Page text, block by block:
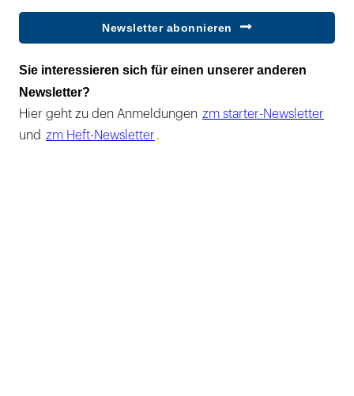
Newsletter abonnieren
Sie interessieren sich für einen unserer anderen
Newsletter?
Hier geht zu den Anmeldungen zm starter-Newsletter
und zm Heft-Newsletter .